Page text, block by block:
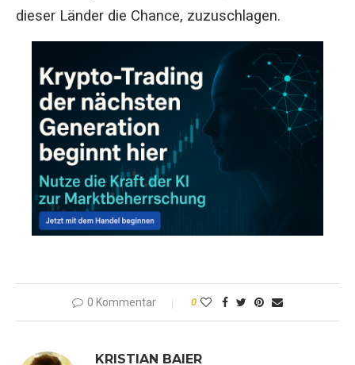
dieser Länder die Chance, zuzuschlagen.
0 Kommentar 0
KRISTIAN BAIER